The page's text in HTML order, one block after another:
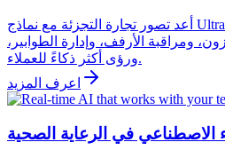
أعد تصور تجارة التجزئة مع نماذج Ultralytics YOLO. تعزز الرؤية
ومراقبة الأرفف، وإدارة الطوابير،
ورؤى أكثر ذكاءً للعملاء.
اعرف المزيد
الاصطناعي في الرعاية الصحية